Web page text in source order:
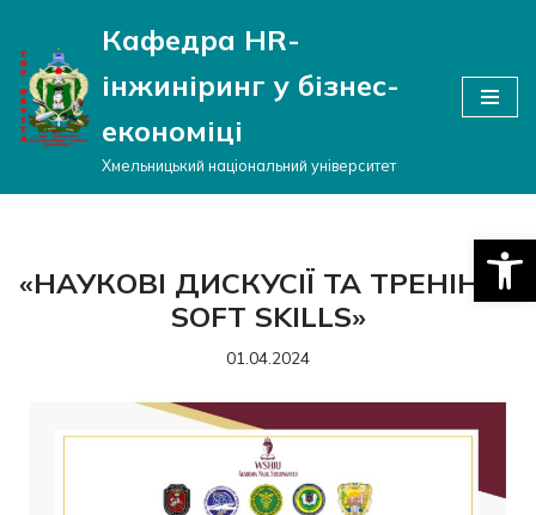
Перейти
до
вмісту
Кафедра HR-
інжиніринг у бізнес-
економіці
Хмельницький національний університет
«НАУКОВІ ДИСКУСІЇ ТА ТРЕНІНГИ
SOFT SKILLS»
01.04.2024